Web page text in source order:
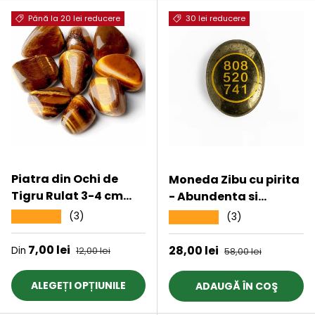
Până la 20 lei reducere
Piatra din Ochi de
Tigru Rulat 3-4 cm
Ideale pentru Reiki si
Vindecare Energetica
(3)
Preț de vânzare
Din 7,00 lei Preț obișnuit
12,00 lei
ALEGEȚI OPȚIUNILE
30 lei reducere
Moneda Zibu cu pirita
- Abundenta si
energie divina in
buzunarul tau
(3)
Preț de vânzare
28,00 lei Preț obișnuit
58,00 lei
ADAUGĂ ÎN COŞ